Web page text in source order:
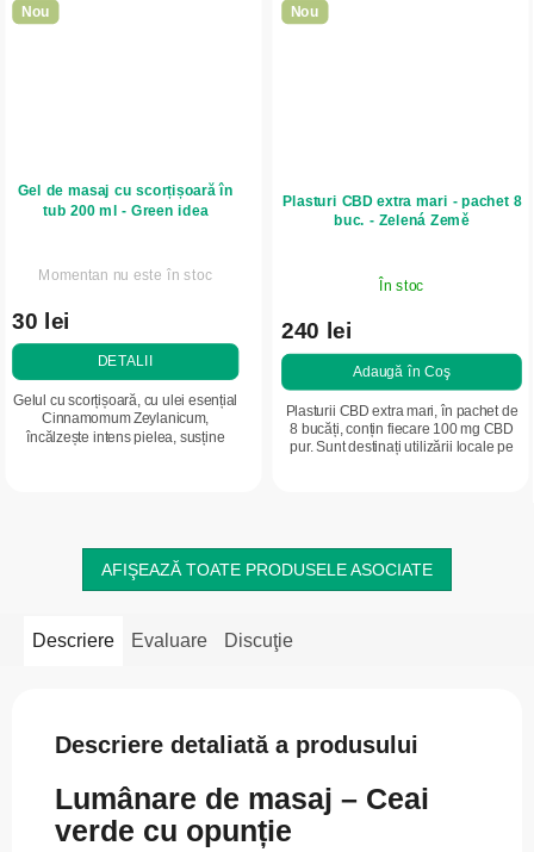
Nou
Gel de masaj cu scorțișoară în
tub 200 ml - Green idea
Momentan nu este în stoc
30 lei
DETALII
Gelul cu scorțișoară, cu ulei esențial
Cinnamomum Zeylanicum,
încălzește intens pielea, susține
Nou
Plasturi CBD extra mari - pachet 8
buc. - Zelená Země
În stoc
240 lei
Adaugă în Coş
Plasturii CBD extra mari, în pachet de
8 bucăți, conțin fiecare 100 mg CBD
pur. Sunt destinați utilizării locale pe
AFIŞEAZĂ TOATE PRODUSELE ASOCIATE
Descriere Evaluare Discuţie
Descriere detaliată a produsului
Lumânare de masaj – Ceai
verde cu opunție